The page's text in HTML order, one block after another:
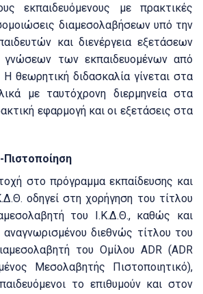
εκπαιδευόμενους με πρακτικές
διαμεσολαβήσεων υπό την
και διενέργεια εξετάσεων
γνώσεων των εκπαιδευομένων από
Η θεωρητική διδασκαλία γίνεται στα
με ταυτόχρονη διερμηνεία στα
εφαρμογή και οι εξετάσεις στα
Πιστοποίηση
στο πρόγραμμα εκπαίδευσης και
οδηγεί στη χορήγηση του τίτλου
του Ι.Κ.Δ.Θ., καθώς και
διεθνώς τίτλου του
του Ομίλου ADR (ΑDR
Μεσολαβητής Πιστοποιητικό),
το επιθυμούν και στον